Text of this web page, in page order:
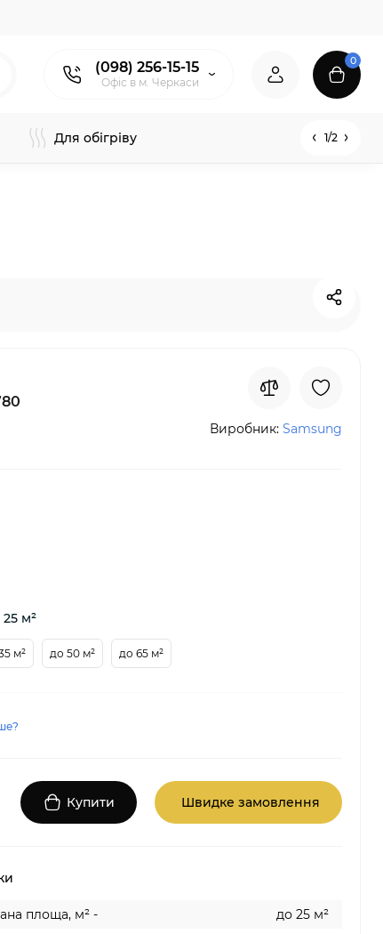
(098) 256-15-15
Офіс в м. Черкаси
0
Для обігріву 1/2
Виробник: Samsung
м²
м² до 50 м² до 65 м²
Купити Швидке замовлення
площа, м² -
до 25 м²